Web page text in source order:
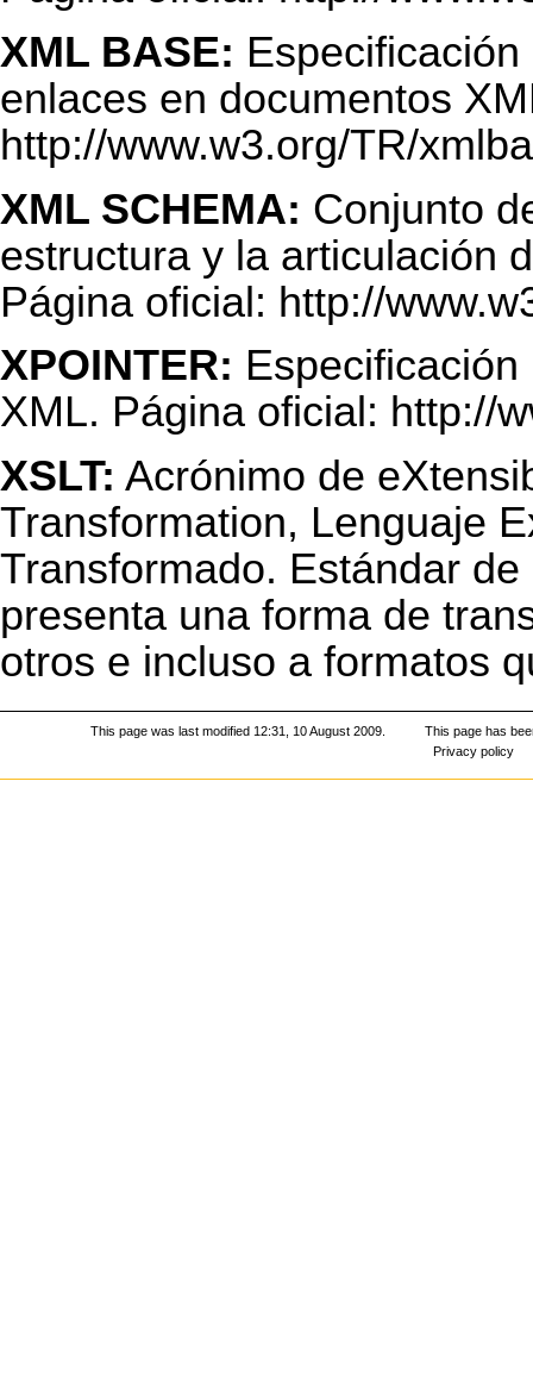
XML BASE:
enlaces en documentos
http://www.w3.org/TR/
XML SCHEMA: Conjunto
estructura y la articulación
Página oficial: http://
XPOINTER:
XML. Página oficial: http://
XSLT: Acrónimo de
Transformation, Lenguaje
Transformado. Estándar
presenta una forma de
otros e incluso a formatos
This page was last modified 12:31, 10 August 2009.
This page has
Privacy policy